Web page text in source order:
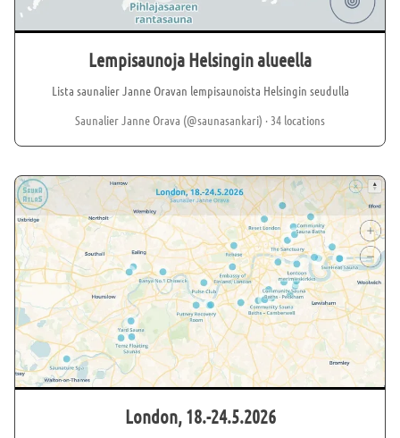
Lempisaunoja Helsingin alueella
Lista saunalier Janne Oravan lempisaunoista Helsingin seudulla
Saunalier Janne Orava (@saunasankari) · 34 locations
London, 18.-24.5.2026